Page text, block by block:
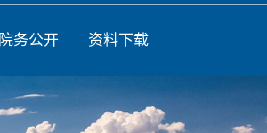
院务公开 资料下载